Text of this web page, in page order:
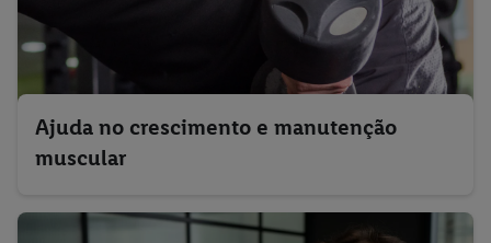
Ajuda no crescimento e manutenção
muscular